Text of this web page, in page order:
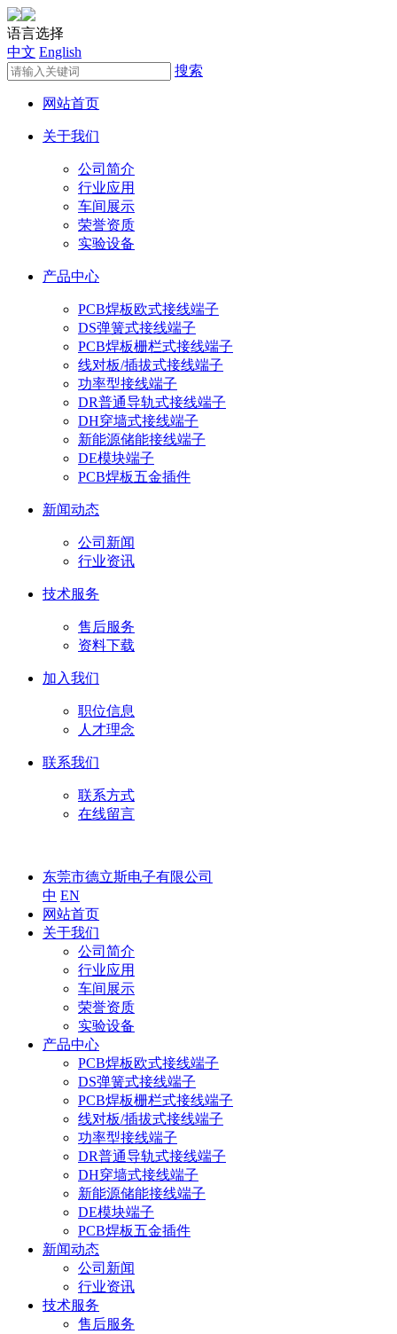
语言选择
中文 English
搜索
网站首页
关于我们
公司简介
行业应用
车间展示
荣誉资质
实验设备
产品中心
PCB焊板欧式接线端子
DS弹簧式接线端子
PCB焊板栅栏式接线端子
线对板/插拔式接线端子
功率型接线端子
DR普通导轨式接线端子
DH穿墙式接线端子
新能源储能接线端子
DE模块端子
PCB焊板五金插件
新闻动态
公司新闻
行业资讯
技术服务
售后服务
资料下载
加入我们
职位信息
人才理念
联系我们
联系方式
在线留言
东莞市德立斯电子有限公司
中 EN
网站首页
关于我们
公司简介
行业应用
车间展示
荣誉资质
实验设备
产品中心
PCB焊板欧式接线端子
DS弹簧式接线端子
PCB焊板栅栏式接线端子
线对板/插拔式接线端子
功率型接线端子
DR普通导轨式接线端子
DH穿墙式接线端子
新能源储能接线端子
DE模块端子
PCB焊板五金插件
新闻动态
公司新闻
行业资讯
技术服务
售后服务